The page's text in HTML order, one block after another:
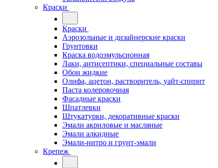
Краски
Краски
Аэрозольные и дизайнерские краски
Грунтовки
Краска водоэмульсионная
Лаки, антисептики, специальные составы
Обои жидкие
Олифа, ацетон, растворитель, уайт-спирит
Паста колеровочная
Фасадные краски
Шпатлевки
Штукатурки, декоративные краски
Эмали акриловые и масляные
Эмали алкидные
Эмали-нитро и грунт-эмали
Крепеж